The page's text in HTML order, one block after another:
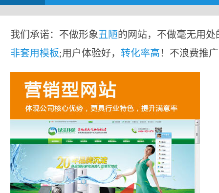
我们承诺：不做形象丑陋的网站，不做毫无用处
非套用模板;用户体验好， 转化率高！不浪费推